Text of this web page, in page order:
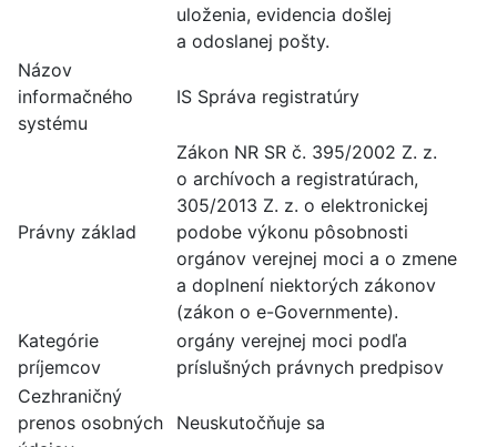
uloženia, evidencia došlej
a odoslanej pošty.
Názov
informačného
systému
IS Správa registratúry
Právny základ
Zákon NR SR č. 395/2002 Z. z.
o archívoch a registratúrach,
305/2013 Z. z. o elektronickej
podobe výkonu pôsobnosti
orgánov verejnej moci a o zmene
a doplnení niektorých zákonov
(zákon o e-Governmente).
Kategórie
príjemcov
orgány verejnej moci podľa
príslušných právnych predpisov
Cezhraničný
prenos osobných
Neuskutočňuje sa